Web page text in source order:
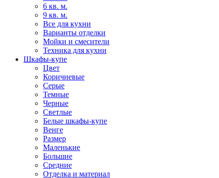
6 кв. м.
9 кв. м.
Все для кухни
Варианты отделки
Мойки и смесители
Техника для кухни
Шкафы-купе
Цвет
Коричневые
Серые
Темные
Черные
Светлые
Белые шкафы-купе
Венге
Размер
Маленькие
Большие
Средние
Отделка и материал